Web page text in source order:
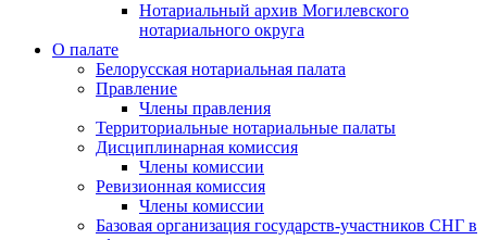
Нотариальный архив Могилевского
нотариального округа
О палате
Белорусская нотариальная палата
Правление
Члены правления
Территориальные нотариальные палаты
Дисциплинарная комиссия
Члены комиссии
Ревизионная комиссия
Члены комиссии
Базовая организация государств-участников СНГ в